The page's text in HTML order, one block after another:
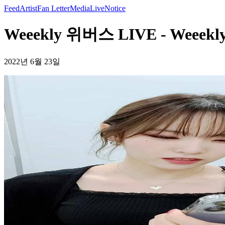
FeedArtistFan LetterMediaLiveNotice
Weeekly 위버스 LIVE -
2022년 6월 23일